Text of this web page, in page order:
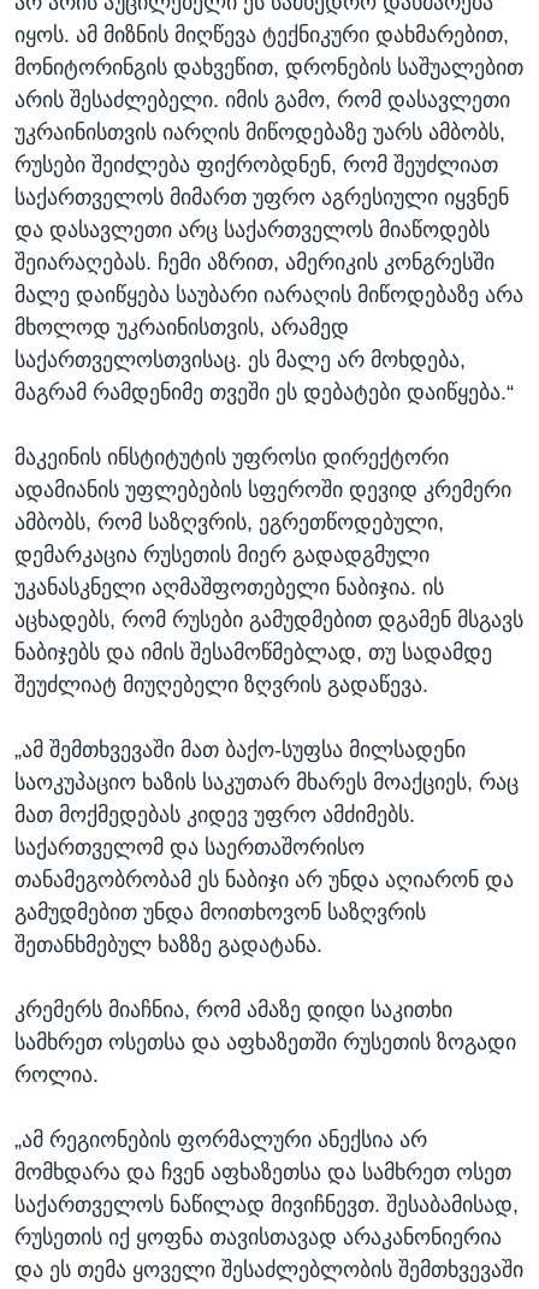
იყოს. ამ მიზნის მიღწევა ტექნიკური დახმარებით,
მონიტორინგის დახვეწით, დრონების საშუალებით
არის შესაძლებელი. იმის გამო, რომ დასავლეთი
უკრაინისთვის იარღის მიწოდებაზე უარს ამბობს,
რუსები შეიძლება ფიქრობდნენ, რომ შეუძლიათ
საქართველოს მიმართ უფრო აგრესიული იყვნენ
და დასავლეთი არც საქართველოს მიაწოდებს
შეიარაღებას. ჩემი აზრით, ამერიკის კონგრესში
მალე დაიწყება საუბარი იარაღის მიწოდებაზე არა
მხოლოდ უკრაინისთვის, არამედ
საქართველოსთვისაც. ეს მალე არ მოხდება,
მაგრამ რამდენიმე თვეში ეს დებატები დაიწყება.“
მაკეინის ინსტიტუტის უფროსი დირექტორი
ადამიანის უფლებების სფეროში დევიდ კრემერი
ამბობს, რომ საზღვრის, ეგრეთწოდებული,
დემარკაცია რუსეთის მიერ გადადგმული
უკანასკნელი აღმაშფოთებელი ნაბიჯია. ის
აცხადებს, რომ რუსები გამუდმებით დგამენ მსგავს
ნაბიჯებს და იმის შესამოწმებლად, თუ სადამდე
შეუძლიატ მიუღებელი ზღვრის გადაწევა.
„ამ შემთხვევაში მათ ბაქო-სუფსა მილსადენი
საოკუპაციო ხაზის საკუთარ მხარეს მოაქციეს, რაც
მათ მოქმედებას კიდევ უფრო ამძიმებს.
საქართველომ და საერთაშორისო
თანამეგობრობამ ეს ნაბიჯი არ უნდა აღიარონ და
გამუდმებით უნდა მოითხოვონ საზღვრის
შეთანხმებულ ხაზზე გადატანა.
კრემერს მიაჩნია, რომ ამაზე დიდი საკითხი
სამხრეთ ოსეთსა და აფხაზეთში რუსეთის ზოგადი
როლია.
„ამ რეგიონების ფორმალური ანექსია არ
მომხდარა და ჩვენ აფხაზეთსა და სამხრეთ ოსეთ
საქართველოს ნაწილად მივიჩნევთ. შესაბამისად,
რუსეთის იქ ყოფნა თავისთავად არაკანონიერია
და ეს თემა ყოველი შესაძლებლობის შემთხვევაში